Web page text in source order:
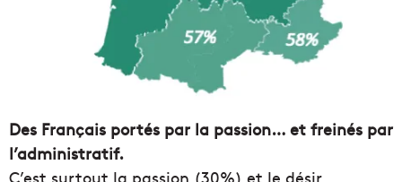
Des Français portés par la passion… et freinés par
l’administratif.
C’est surtout la passion (30%) et le désir